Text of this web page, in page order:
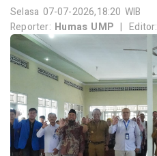
Selasa 07-07-2026,18:20 WIB
Reporter: Humas UMP | Editor: